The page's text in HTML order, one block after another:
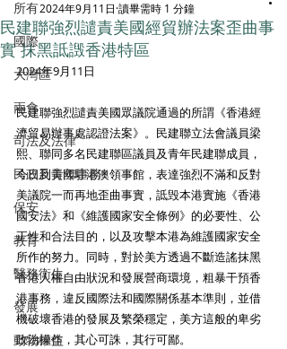
所有
國際
大灣區
兩會
司法及法律
民政及青年事務
保安
教育
醫務衛生
發展
動物權益
民建聯強烈譴責美國經貿辦法案歪曲事
實 抹黑詆譭香港特區
2024年9月11日 讀畢需時 1 分鐘
2024年9月11日
民建聯強烈譴責美國眾議院通過的所謂《香港經
濟貿易辦事處認證法案》。民建聯立法會議員梁
熙、聯同多名民建聯區議員及青年民建聯成員，
今日到美國駐港澳領事館，表達強烈不滿和反對
美議院一而再地歪曲事實，詆毁本港實施《香港
國安法》和《維護國家安全條例》的必要性、公
正性和合法目的，以及攻擊本港為維護國家安全
所作的努力。同時，對於美方透過不斷造謠抹黑
香港人權自由狀況和發展營商環境，粗暴干預香
港事務，違反國際法和國際關係基本準則，並借
機破壞香港的發展及繁榮穩定，美方這般的卑劣
政治操作，其心可誅，其行可鄙。